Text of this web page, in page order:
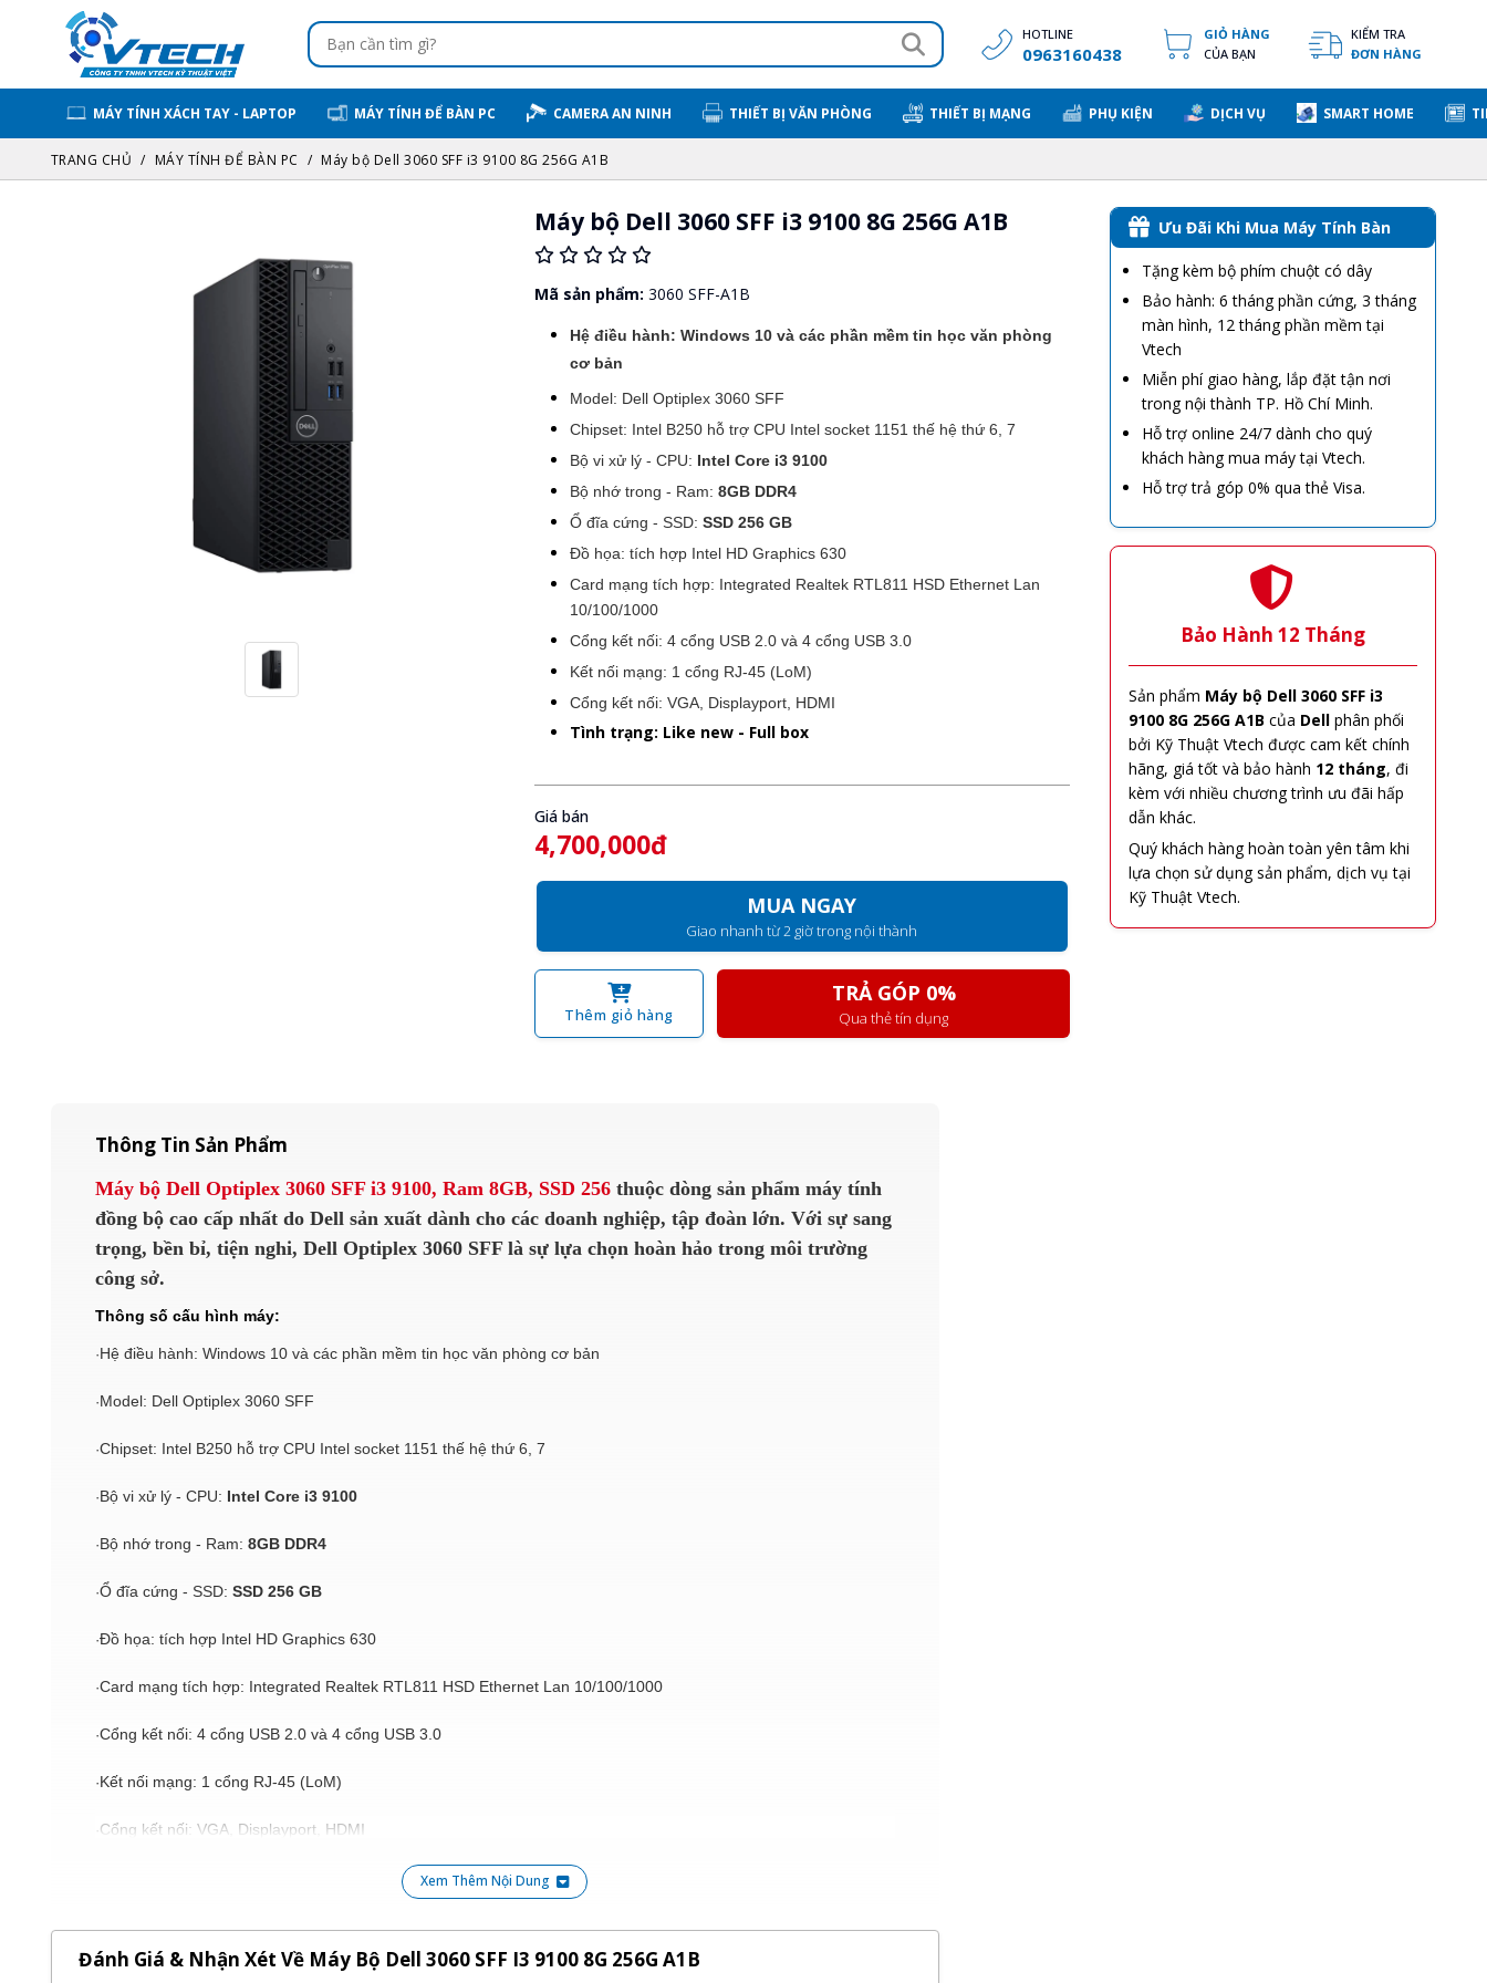
HOTLINE
0963160438
GIỎ HÀNG
CỦA BẠN
KIỂM TRA
ĐƠN HÀNG
MÁY TÍNH XÁCH TAY - LAPTOP MÁY TÍNH ĐỂ BÀN PC CAMERA AN NINH THIẾT BỊ VĂN PHÒNG THIẾT BỊ MẠNG PHỤ KIỆN DỊCH VỤ SMART HOME
TRANG CHỦ MÁY TÍNH ĐỂ BÀN PC Máy bộ Dell 3060 SFF i3 9100 8G 256G A1B
Máy bộ Dell 3060 SFF i3 9100 8G 256G A1B
Mã sản phẩm: 3060 SFF-A1B
Hệ điều hành: Windows 10 và các phần mềm tin học văn phòng
cơ bản
Model: Dell Optiplex 3060 SFF
Chipset: Intel B250 hỗ trợ CPU Intel socket 1151 thế hệ thứ 6, 7
Bộ vi xử lý - CPU: Intel Core i3 9100
Bộ nhớ trong - Ram: 8GB DDR4
Ổ đĩa cứng - SSD: SSD 256 GB
Đồ họa: tích hợp Intel HD Graphics 630
Card mạng tích hợp: Integrated Realtek RTL811 HSD Ethernet Lan
10/100/1000
Cổng kết nối: 4 cổng USB 2.0 và 4 cổng USB 3.0
Kết nối mạng: 1 cổng RJ-45 (LoM)
Cổng kết nối: VGA, Displayport, HDMI
Tình trạng: Like new - Full box
Giá bán
4,700,000đ
MUA NGAY
Giao nhanh từ 2 giờ trong nội thành
Thêm giỏ hàng
TRẢ GÓP 0%
Qua thẻ tín dụng
Ưu Đãi Khi Mua Máy Tính Bàn
Tặng kèm bộ phím chuột có dây
Bảo hành: 6 tháng phần cứng, 3 tháng
màn hình, 12 tháng phần mềm tại
Vtech
Miễn phí giao hàng, lắp đặt tận nơi
trong nội thành TP. Hồ Chí Minh.
Hỗ trợ online 24/7 dành cho quý
khách hàng mua máy tại Vtech.
Hỗ trợ trả góp 0% qua thẻ Visa.
Bảo Hành 12 Tháng
Sản phẩm Máy bộ Dell 3060 SFF i3
9100 8G 256G A1B của Dell phân phối
bởi Kỹ Thuật Vtech được cam kết chính
hãng, giá tốt và bảo hành 12 tháng, đi
kèm với nhiều chương trình ưu đãi hấp
dẫn khác.
Quý khách hàng hoàn toàn yên tâm khi
lựa chọn sử dụng sản phẩm, dịch vụ tại
Kỹ Thuật Vtech.
Thông Tin Sản Phẩm
Máy bộ Dell Optiplex 3060 SFF i3 9100, Ram 8GB, SSD 256thuộc dòng sản phẩm máy tính
đồng bộ cao cấp nhất do Dell sản xuất dành cho các doanh nghiệp, tập đoàn lớn. Với sự sang
trọng, bền bỉ, tiện nghi, Dell Optiplex 3060 SFF là sự lựa chọn hoàn hảo trong môi trường
công sở.
Thông số cấu hình máy:
·Hệ điều hành: Windows 10 và các phần mềm tin học văn phòng cơ bản
·Model: Dell Optiplex 3060 SFF
·Chipset: Intel B250 hỗ trợ CPU Intel socket 1151 thế hệ thứ 6, 7
·Bộ vi xử lý - CPU: Intel Core i3 9100
·Bộ nhớ trong - Ram: 8GB DDR4
·Ổ đĩa cứng - SSD: SSD 256 GB
·Đồ họa: tích hợp Intel HD Graphics 630
·Card mạng tích hợp: Integrated Realtek RTL811 HSD Ethernet Lan 10/100/1000
·Cổng kết nối: 4 cổng USB 2.0 và 4 cổng USB 3.0
·Kết nối mạng: 1 cổng RJ-45 (LoM)
·Cổng kết nối: VGA, Displayport, HDMI
Đặc điểm nổi bật của case đồng bộ Dell 3060 SFF:Xem Thêm Nội Dung
Đánh Giá & Nhận Xét Về Máy Bộ Dell 3060 SFF I3 9100 8G 256G A1B